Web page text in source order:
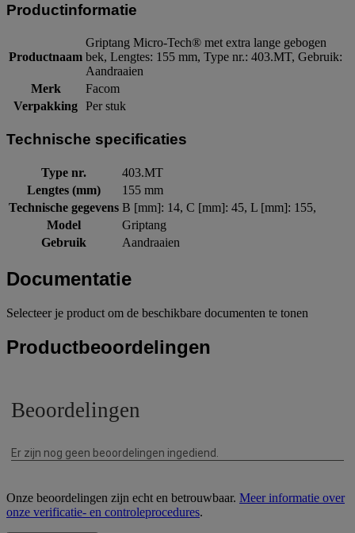
Productinformatie
Productnaam
Griptang Micro-Tech® met extra lange gebogen
bek, Lengtes: 155 mm, Type nr.: 403.MT, Gebruik:
Aandraaien
Merk
Facom
Verpakking Per stuk
Technische specificaties
Type nr.
403.MT
Lengtes (mm)
155 mm
Technische gegevens B [mm]: 14, C [mm]: 45, L [mm]: 155,
Model
Griptang
Gebruik
Aandraaien
Documentatie
Selecteer je product om de beschikbare documenten te tonen
Productbeoordelingen
Onze beoordelingen zijn echt en betrouwbaar. Meer informatie over
onze verificatie- en controleprocedures.